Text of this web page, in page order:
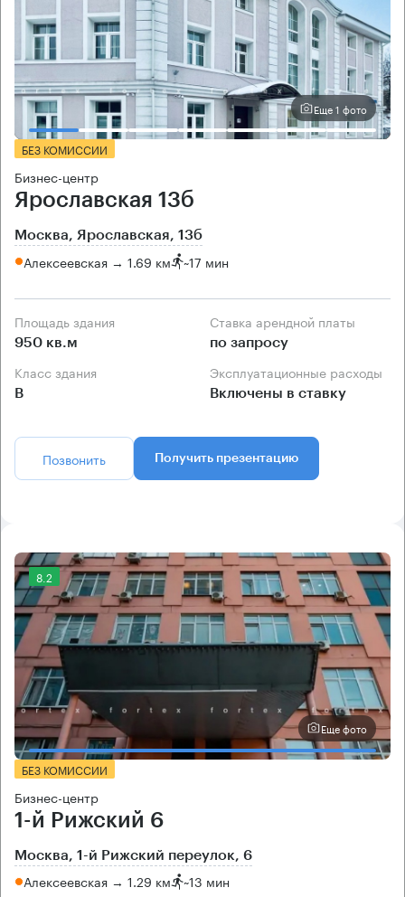
Еще 1 фото
БЕЗ КОМИССИИ
Бизнес-центр
Ярославская 13б
Москва, Ярославская, 13б
Алексеевская → 1.69 км ~17 мин
Площадь здания
950 кв.м
Ставка арендной платы
по запросу
Класс здания
B
Эксплуатационные расходы
Включены в ставку
Позвонить Получить презентацию
8.2
Еще фото
БЕЗ КОМИССИИ
Бизнес-центр
1-й Рижский 6
Москва, 1-й Рижский переулок, 6
Алексеевская → 1.29 км ~13 мин